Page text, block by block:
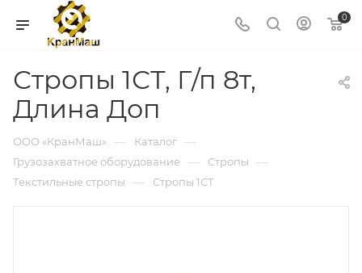
0
Стропы 1СТ, Г/п 8т,
Длина Доп
ООО «КранМаш» — Каталог —
Грузозахватное оборудование — Стропы —
Текстильные стропы — Стропы 1СТ